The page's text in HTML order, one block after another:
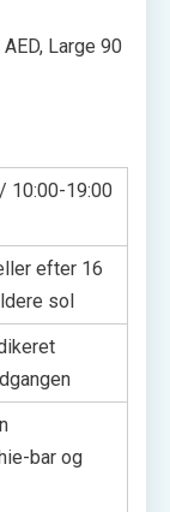
Large 90
10:00-19:00
efter 16
sol
bar og